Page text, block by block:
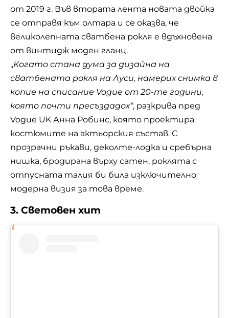
от 2019 г. Във втората лента новата двойка
се отправя към олтара и се оказва, че
великолепната сватбена рокля е вдъхновена
от винтидж моден гланц.
„Когато стана дума за дизайна на
сватбената рокля на Луси, намерих снимка в
копие на списание Vogue от 20-те години,
която почти пресъздадох“, разкрива пред
Vogue UK Анна Робинс, която проектира
костюмите на актьорския състав. С
прозрачни ръкави, деколте-лодка и сребърна
нишка, бродирана върху сатен, роклята с
отпусната талия би била изключително
модерна визия за това време.
3. Световен хит